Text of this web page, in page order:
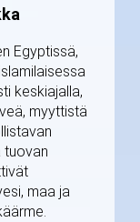
Egyptissä,
keskiajalla,
myyttistä
tuovan
maa ja